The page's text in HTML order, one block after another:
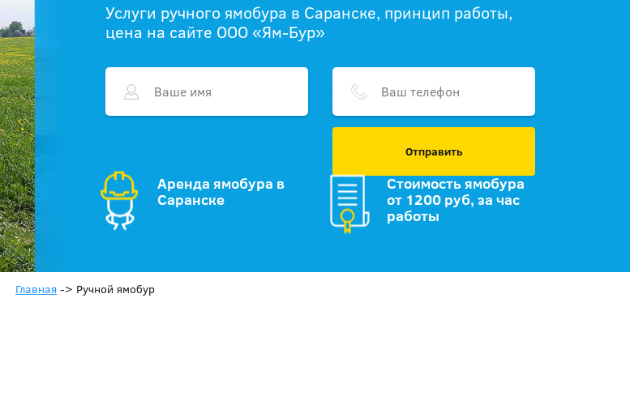
Услуги ручного ямобура в Саранске, принцип работы,
цена на сайте ООО «Ям-Бур»
Отправить
Аренда ямобура в
Саранске
Стоимость ямобура
от 1200 руб, за час
работы
Главная -> Ручной ямобур